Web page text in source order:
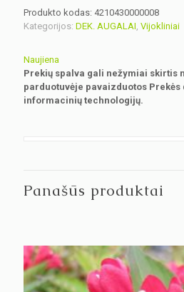
Produkto kodas: 4210430000008
Kategorijos: DEK. AUGALAI Vijokliniai
Naujiena
Prekių spalva gali nežymiai skirtis
parduotuvėje pavaizduotos Prekės
informacinių technologijų.
Panašūs produktai